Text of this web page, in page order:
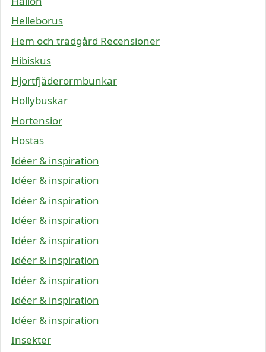
Helleborus
Hem och trädgård Recensioner
Hibiskus
Hjortfjäderormbunkar
Hollybuskar
Hortensior
Hostas
Idéer & inspiration
Idéer & inspiration
Idéer & inspiration
Idéer & inspiration
Idéer & inspiration
Idéer & inspiration
Idéer & inspiration
Idéer & inspiration
Idéer & inspiration
Insekter